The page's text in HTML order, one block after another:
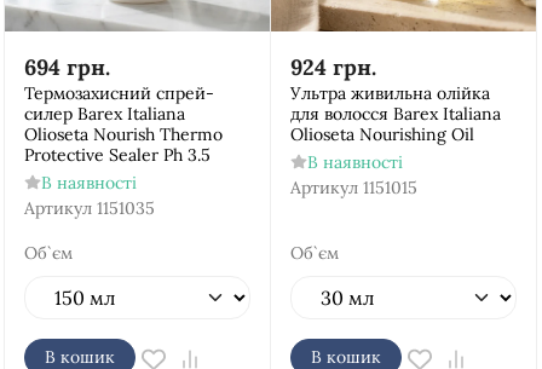
694 грн.
Термозахисний спрей-
силер Barex Italiana
Olioseta Nourish Thermo
Protective Sealer Ph 3.5
В наявності
Артикул 1151035
Об`єм
В кошик
924 грн.
Ультра живильна олійка
для волосся Barex Italiana
Olioseta Nourishing Oil
В наявності
Артикул 1151015
Об`єм
В кошик